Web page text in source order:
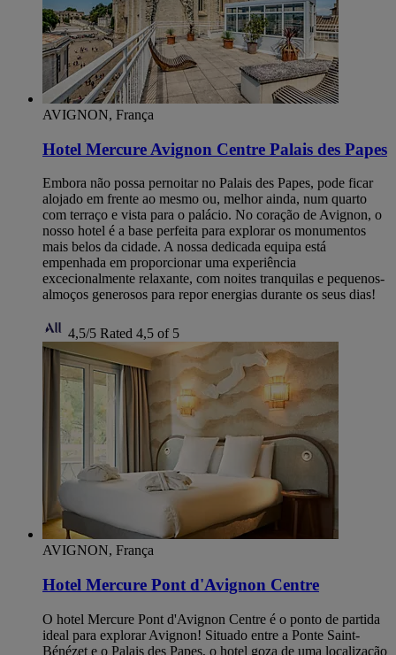
AVIGNON, França
Hotel Mercure Avignon Centre Palais des Papes
Embora não possa pernoitar no Palais des Papes, pode ficar
alojado em frente ao mesmo ou, melhor ainda, num quarto
com terraço e vista para o palácio. No coração de Avignon, o
nosso hotel é a base perfeita para explorar os monumentos
mais belos da cidade. A nossa dedicada equipa está
empenhada em proporcionar uma experiência
excecionalmente relaxante, com noites tranquilas e pequenos-
almoços generosos para repor energias durante os seus dias!
4,5/5 Rated 4,5 of 5
AVIGNON, França
Hotel Mercure Pont d'Avignon Centre
O hotel Mercure Pont d'Avignon Centre é o ponto de partida
ideal para explorar Avignon! Situado entre a Ponte Saint-
Bénézet e o Palais des Papes, o hotel goza de uma localização